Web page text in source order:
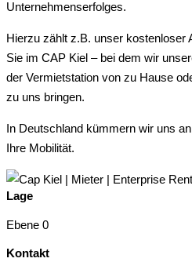
Unternehmenserfolges.
Hierzu zählt z.B. unser kostenloser
Sie im CAP Kiel – bei dem wir
der Vermietstation von zu Hause
zu uns bringen.
In Deutschland kümmern wir uns
Ihre Mobilität.
Lage
Ebene 0
Kontakt